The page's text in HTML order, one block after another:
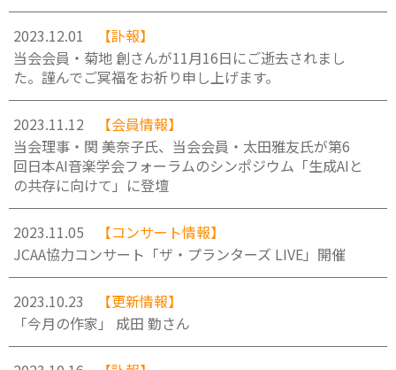
2023.12.01
【訃報】
当会会員・菊地 創さんが11月16日にご逝去されまし
た。謹んでご冥福をお祈り申し上げます。
2023.11.12
【会員情報】
当会理事・関 美奈子氏、当会会員・太田雅友氏が第6
回日本AI音楽学会フォーラムのシンポジウム「生成AIと
の共存に向けて」に登壇
2023.11.05
【コンサート情報】
JCAA協力コンサート「ザ・プランターズ LIVE」開催
2023.10.23
【更新情報】
「今月の作家」 成田 勤さん